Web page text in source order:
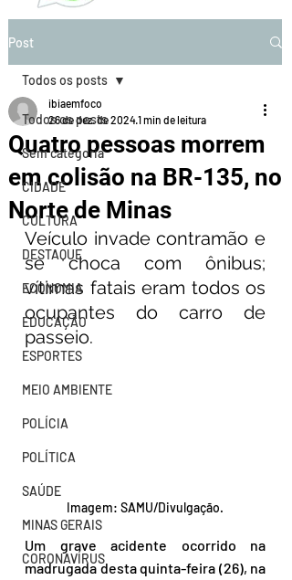
Post
Todos os posts
Sem categoria
CIDADE
CULTURA
DESTAQUE
ECONOMIA
EDUCAÇÃO
ESPORTES
MEIO AMBIENTE
POLÍCIA
POLÍTICA
SAÚDE
MINAS GERAIS
CORONAVÍRUS
Todos os posts
Quatro pessoas morrem
em colisão na BR-135, no
Norte de Minas
ibiaemfoco
26 de dez. de 20241 min de leitura
Veículo invade contramão e
se choca com ônibus;
vítimas fatais eram todos os
ocupantes do carro de
passeio.
Imagem: SAMU/Divulgação.
Um grave acidente ocorrido na
madrugada desta quinta-feira (26), na